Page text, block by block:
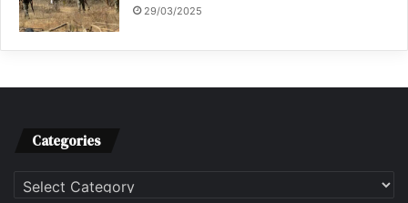
29/03/2025
Categories
Categories